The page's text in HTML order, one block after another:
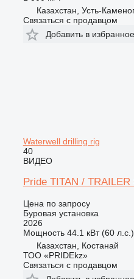
Казахстан, Усть-
Связаться с продавцом
Добавить в избранное
Waterwell drilling rig
40
ВИДЕО
Pride TITAN /
Цена по запросу
Буровая установка
2026
Мощность 44.1 кВт (60 л.с.)
Казахстан, Костанай
ТОО «PRIDEkz»
Связаться с продавцом